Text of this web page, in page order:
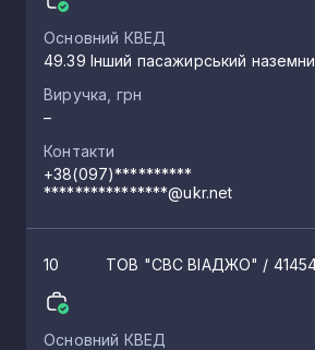
Основний КВЕД
49.39 Інший пасажирський
Виручка, грн
–
Контакти
+38(097)**********
****************@ukr.net
10 ТОВ "СВС ВІАДЖО" /
Основний КВЕД